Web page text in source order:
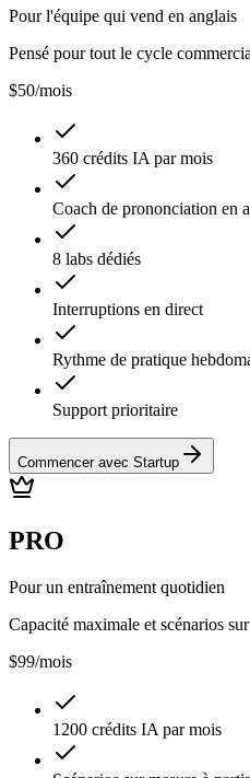
Pour l'équipe qui vend en anglais
Pensé pour tout le cycle
$50/mois
360 crédits IA par mois
Coach de prononciation en
8 labs dédiés
Interruptions en direct
Rythme de pratique
Support prioritaire
Commencer avec Startup
PRO
Pour un entraînement quotidien
Capacité maximale et scénarios
$99/mois
1200 crédits IA par mois